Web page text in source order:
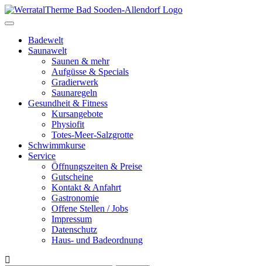
Toggle
navigationBadewelt
Saunawelt
Saunen & mehr
Aufgüsse & Specials
Gradierwerk
Saunaregeln
Gesundheit & Fitness
Kursangebote
Physiofit
Totes-Meer-Salzgrotte
Schwimmkurse
Service
Öffnungszeiten & Preise
Gutscheine
Kontakt & Anfahrt
Gastronomie
Offene Stellen / Jobs
Impressum
Datenschutz
Haus- und Badeordnung